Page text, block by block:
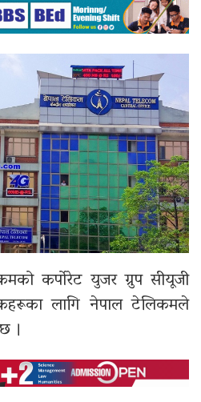
कर्पोरेट युजर ग्रुप सीयूजी
लागि नेपाल टेलिकमले
।